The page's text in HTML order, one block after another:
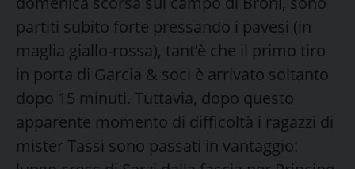
partiti subito forte pressando i pavesi (in
maglia giallo-rossa), tant’è che il primo tiro
in porta di Garcia & soci è arrivato soltanto
dopo 15 minuti. Tuttavia, dopo questo
apparente momento di difficoltà i ragazzi di
mister Tassi sono passati in vantaggio: